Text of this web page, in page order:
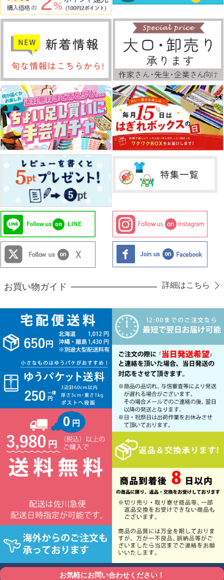
お買い物ガイド 詳細はこちら
お気軽にお問い合わせください！